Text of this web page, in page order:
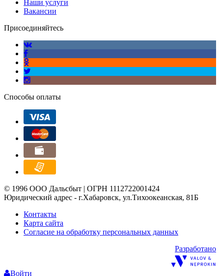
Наши услуги
Вакансии
Присоединяйтесь
Способы оплаты
© 1996 ООО Дальсбыт | ОГРН 1112722001424
Юридический адрес - г.Хабаровск, ул.Тихоокеанская, 81Б
Контакты
Карта сайта
Согласие на обработку персональных данных
Разработано
Войти